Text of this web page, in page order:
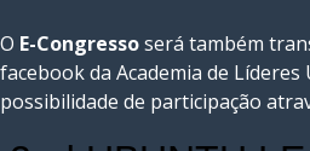
O E-Congressoserá também
facebook da Academia de
possibilidade de participação